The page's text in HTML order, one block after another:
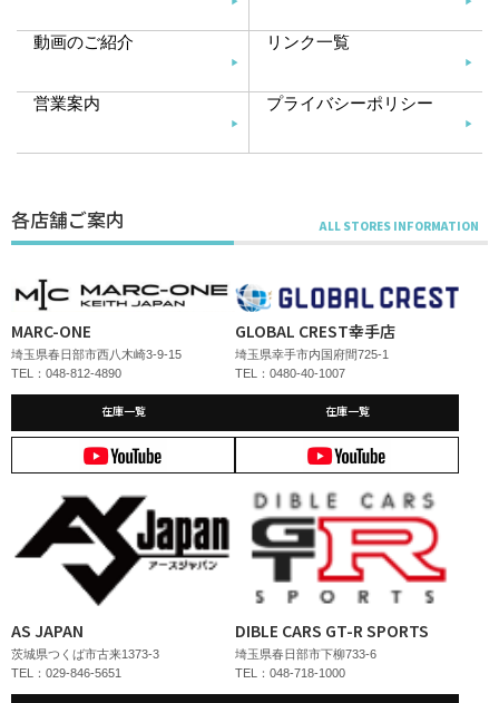
動画のご紹介 リンク一覧
営業案内 プライバシーポリシー
各店舗ご案内
MARC-ONE
埼玉県春日部市西八木崎3-9-15
TEL：048-812-4890
在庫一覧
GLOBAL CREST幸手店
埼玉県幸手市内国府間725-1
TEL：0480-40-1007
在庫一覧
AS JAPAN
茨城県つくば市古来1373-3
TEL：029-846-5651
DIBLE CARS GT-R SPORTS
埼玉県春日部市下柳733-6
TEL：048-718-1000